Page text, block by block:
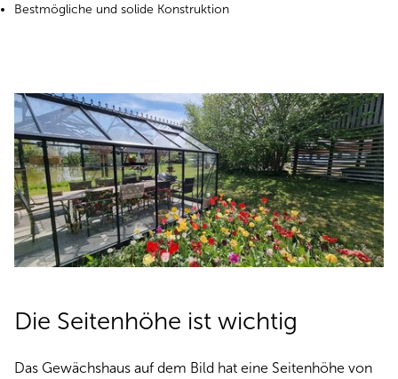
Bestmögliche und solide Konstruktion
Die Seitenhöhe ist wichtig
Das Gewächshaus auf dem Bild hat eine Seitenhöhe von